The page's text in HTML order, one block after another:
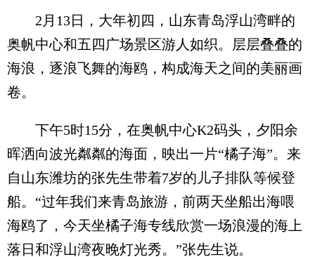
2月13日，大年初四，山东青岛浮山湾畔的
奥帆中心和五四广场景区游人如织。层层叠叠的
海浪，逐浪飞舞的海鸥，构成海天之间的美丽画
卷。
下午5时15分，在奥帆中心K2码头，夕阳余
晖洒向波光粼粼的海面，映出一片“橘子海”。来
自山东潍坊的张先生带着7岁的儿子排队等候登
船。“过年我们来青岛旅游，前两天坐船出海喂
海鸥了，今天坐橘子海专线欣赏一场浪漫的海上
落日和浮山湾夜晚灯光秀。”张先生说。